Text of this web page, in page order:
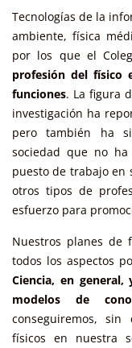
Tecnologías de la
ambiente, física
por los que el
profesión del físico
funciones. La figura
investigación ha
pero también ha
sociedad que no
puesto de trabajo en
otros tipos de
esfuerzo para
Nuestros planes de
todos los aspectos
Ciencia, en
modelos de
conseguiremos,
físicos en nuestra